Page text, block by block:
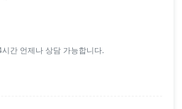
간 언제나 상담 가능합니다.